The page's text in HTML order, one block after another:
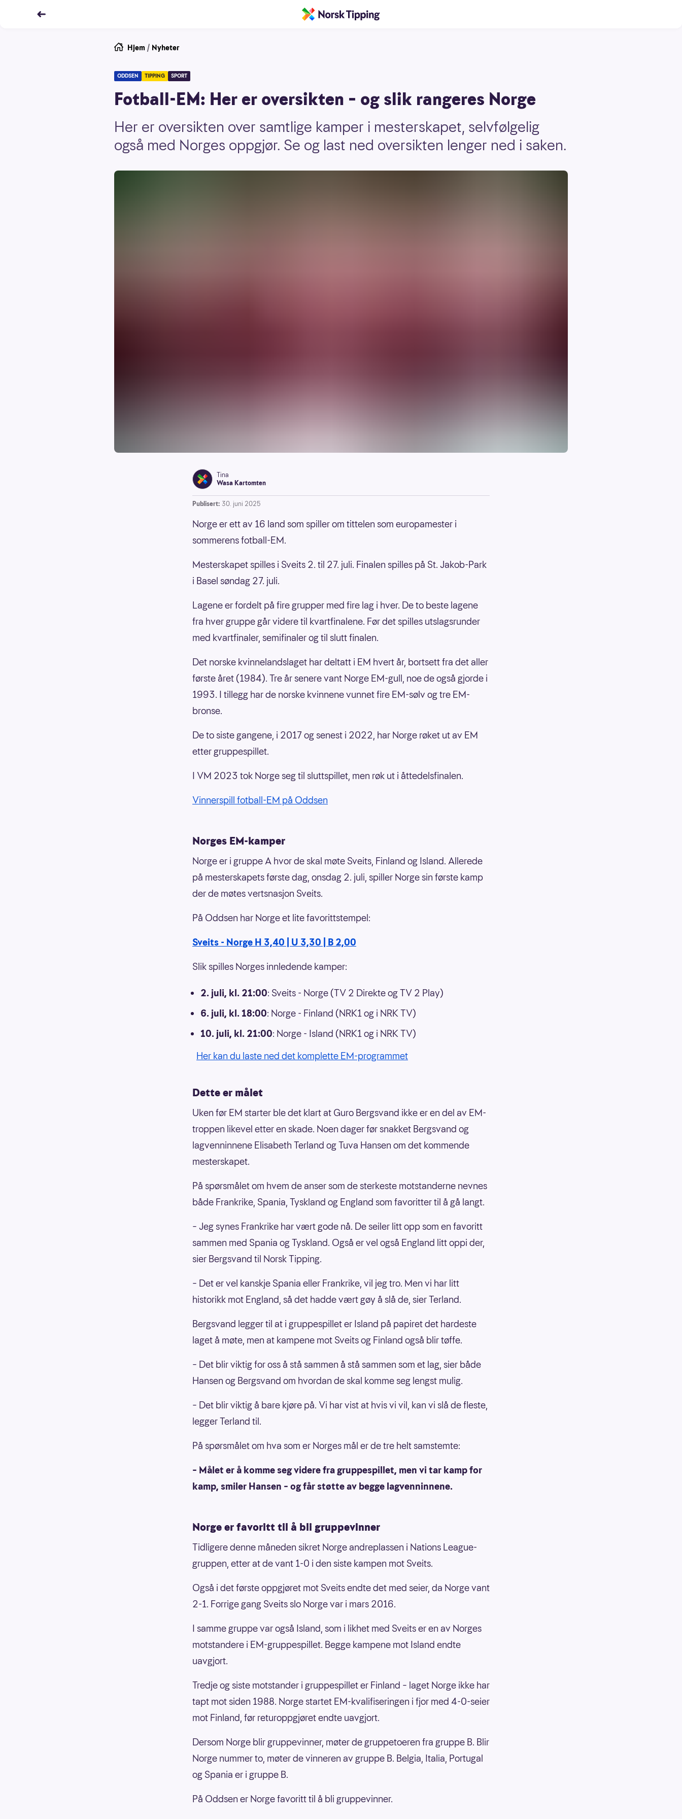
Hjem / Nyheter
ODDSEN TIPPING SPORT
Fotball-EM: Her er oversikten – og slik rangeres Norge
Her er oversikten over samtlige kamper i mesterskapet, selvfølgelig
også med Norges oppgjør. Se og last ned oversikten lenger ned i saken.
Tina
Wasa Kartomten
Publisert: 30. juni 2025
Norge er ett av 16 land som spiller om tittelen som europamester i
sommerens fotball-EM.
Mesterskapet spilles i Sveits 2. til 27. juli. Finalen spilles på St. Jakob-Park
i Basel søndag 27. juli.
Lagene er fordelt på fire grupper med fire lag i hver. De to beste lagene
fra hver gruppe går videre til kvartfinalene. Før det spilles utslagsrunder
med kvartfinaler, semifinaler og til slutt finalen.
Det norske kvinnelandslaget har deltatt i EM hvert år, bortsett fra det aller
første året (1984). Tre år senere vant Norge EM-gull, noe de også gjorde i
1993. I tillegg har de norske kvinnene vunnet fire EM-sølv og tre EM-
bronse.
De to siste gangene, i 2017 og senest i 2022, har Norge røket ut av EM
etter gruppespillet.
I VM 2023 tok Norge seg til sluttspillet, men røk ut i åttedelsfinalen.
Vinnerspill fotball-EM på Oddsen
Norges EM-kamper
Norge er i gruppe A hvor de skal møte Sveits, Finland og Island. Allerede
på mesterskapets første dag, onsdag 2. juli, spiller Norge sin første kamp
der de møtes vertsnasjon Sveits.
På Oddsen har Norge et lite favorittstempel:
Sveits - Norge H 3,40 | U 3,30 | B 2,00
Slik spilles Norges innledende kamper:
2. juli, kl. 21:00: Sveits - Norge (TV 2 Direkte og TV 2 Play)
6. juli, kl. 18:00: Norge - Finland (NRK1 og i NRK TV)
10. juli, kl. 21:00: Norge - Island (NRK1 og i NRK TV)
Her kan du laste ned det komplette EM-programmet
Dette er målet
Uken før EM starter ble det klart at Guro Bergsvand ikke er en del av EM-
troppen likevel etter en skade. Noen dager før snakket Bergsvand og
lagvenninnene Elisabeth Terland og Tuva Hansen om det kommende
mesterskapet.
På spørsmålet om hvem de anser som de sterkeste motstanderne nevnes
både Frankrike, Spania, Tyskland og England som favoritter til å gå langt.
– Jeg synes Frankrike har vært gode nå. De seiler litt opp som en favoritt
sammen med Spania og Tyskland. Også er vel også England litt oppi der,
sier Bergsvand til Norsk Tipping.
– Det er vel kanskje Spania eller Frankrike, vil jeg tro. Men vi har litt
historikk mot England, så det hadde vært gøy å slå de, sier Terland.
Bergsvand legger til at i gruppespillet er Island på papiret det hardeste
laget å møte, men at kampene mot Sveits og Finland også blir tøffe.
– Det blir viktig for oss å stå sammen å stå sammen som et lag, sier både
Hansen og Bergsvand om hvordan de skal komme seg lengst mulig.
– Det blir viktig å bare kjøre på. Vi har vist at hvis vi vil, kan vi slå de fleste,
legger Terland til.
På spørsmålet om hva som er Norges mål er de tre helt samstemte:
– Målet er å komme seg videre fra gruppespillet, men vi tar kamp for
kamp, smiler Hansen – og får støtte av begge lagvenninnene.
Norge er favoritt til å bli gruppevinner
Tidligere denne måneden sikret Norge andreplassen i Nations League-
gruppen, etter at de vant 1-0 i den siste kampen mot Sveits.
Også i det første oppgjøret mot Sveits endte det med seier, da Norge vant
2-1. Forrige gang Sveits slo Norge var i mars 2016.
I samme gruppe var også Island, som i likhet med Sveits er en av Norges
motstandere i EM-gruppespillet. Begge kampene mot Island endte
uavgjort.
Tredje og siste motstander i gruppespillet er Finland – laget Norge ikke har
tapt mot siden 1988. Norge startet EM-kvalifiseringen i fjor med 4-0-seier
mot Finland, før returoppgjøret endte uavgjort.
Dersom Norge blir gruppevinner, møter de gruppetoeren fra gruppe B. Blir
Norge nummer to, møter de vinneren av gruppe B. Belgia, Italia, Portugal
og Spania er i gruppe B.
På Oddsen er Norge favoritt til å bli gruppevinner.